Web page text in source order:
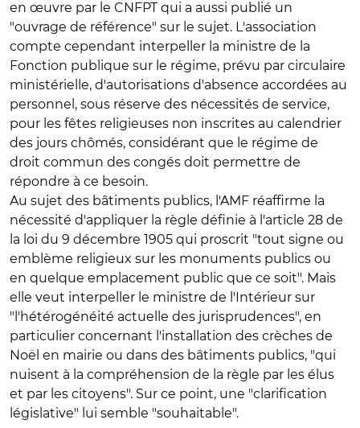
en œuvre par le CNFPT qui a aussi publié un
"ouvrage de référence" sur le sujet. L'association
compte cependant interpeller la ministre de la
Fonction publique sur le régime, prévu par circulaire
ministérielle, d'autorisations d'absence accordées au
personnel, sous réserve des nécessités de service,
pour les fêtes religieuses non inscrites au calendrier
des jours chômés, considérant que le régime de
droit commun des congés doit permettre de
répondre à ce besoin.
Au sujet des bâtiments publics, l'AMF réaffirme la
nécessité d'appliquer la règle définie à l'article 28 de
la loi du 9 décembre 1905 qui proscrit "tout signe ou
emblème religieux sur les monuments publics ou
en quelque emplacement public que ce soit". Mais
elle veut interpeller le ministre de l'Intérieur sur
"l'hétérogénéité actuelle des jurisprudences", en
particulier concernant l'installation des crèches de
Noël en mairie ou dans des bâtiments publics, "qui
nuisent à la compréhension de la règle par les élus
et par les citoyens". Sur ce point, une "clarification
législative" lui semble "souhaitable".